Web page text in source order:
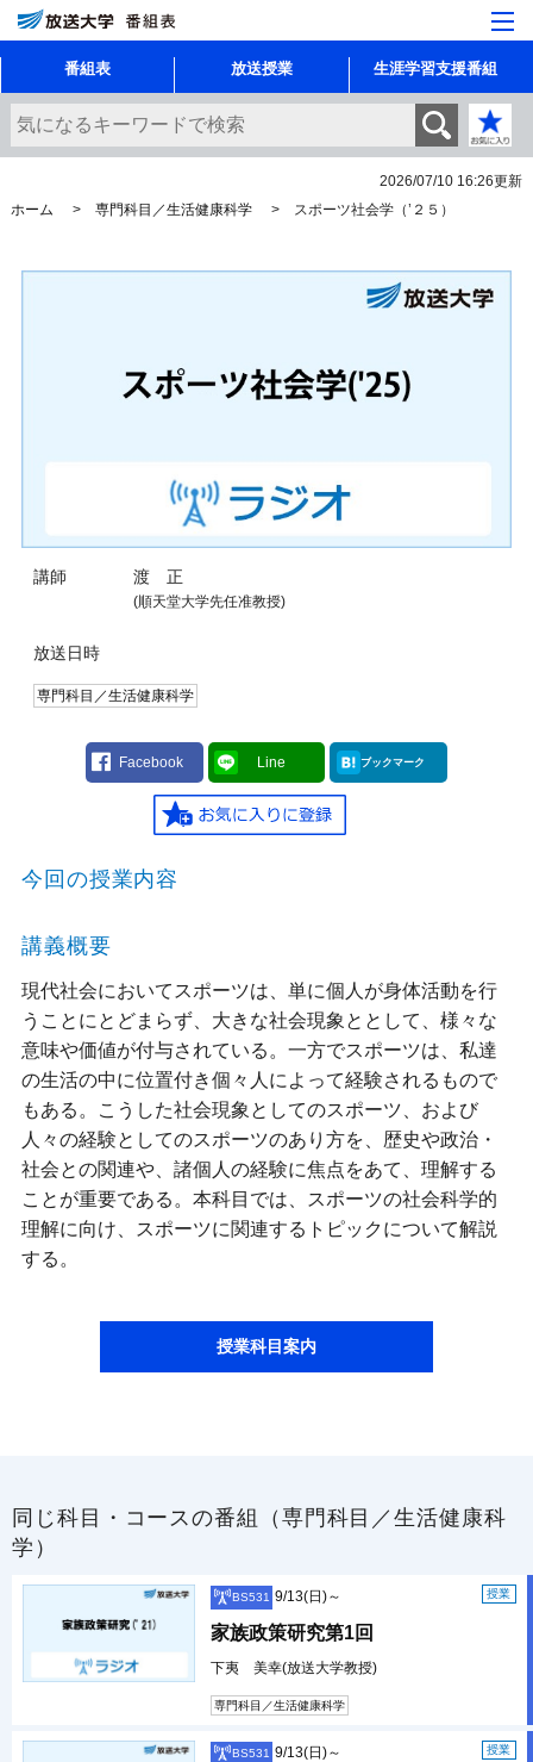
番組表 放送授業 生涯学習支援番組
2026/07/10 16:26更新
ホーム
専門科目／生活健康科学 スポーツ社会学（’２５）
講師 渡 正
(順天堂大学先任准教授)
放送日時
専門科目／生活健康科学
Facebook Line ブックマーク
今回の授業内容
講義概要
現代社会においてスポーツは、単に個人が身体活動を行
うことにとどまらず、大きな社会現象ととして、様々な
意味や価値が付与されている。一方でスポーツは、私達
の生活の中に位置付き個々人によって経験されるもので
もある。こうした社会現象としてのスポーツ、および
人々の経験としてのスポーツのあり方を、歴史や政治・
社会との関連や、諸個人の経験に焦点をあて、理解する
ことが重要である。本科目では、スポーツの社会科学的
理解に向け、スポーツに関連するトピックについて解説
する。
授業科目案内
同じ科目・コースの番組（専門科目／生活健康科
学）
BS531 授業
9/13(日)～
家族政策研究第1回
下夷 美幸(放送大学教授)
専門科目／生活健康科学
BS531 授業
9/13(日)～